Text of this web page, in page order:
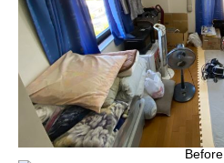
Before